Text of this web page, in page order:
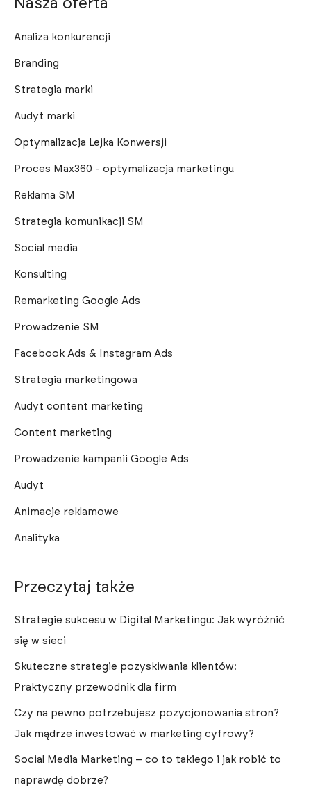
Nasza oferta
Analiza konkurencji
Branding
Strategia marki
Audyt marki
Optymalizacja Lejka Konwersji
Proces Max360 - optymalizacja marketingu
Reklama SM
Strategia komunikacji SM
Social media
Konsulting
Remarketing Google Ads
Prowadzenie SM
Facebook Ads & Instagram Ads
Strategia marketingowa
Audyt content marketing
Content marketing
Prowadzenie kampanii Google Ads
Audyt
Animacje reklamowe
Analityka
Przeczytaj także
Strategie sukcesu w Digital Marketingu: Jak wyróżnić
się w sieci
Skuteczne strategie pozyskiwania klientów:
Praktyczny przewodnik dla firm
Czy na pewno potrzebujesz pozycjonowania stron?
Jak mądrze inwestować w marketing cyfrowy?
Social Media Marketing – co to takiego i jak robić to
naprawdę dobrze?